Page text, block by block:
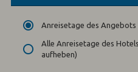
Anreisetage des Angebots
Alle Anreisetage des
aufheben)